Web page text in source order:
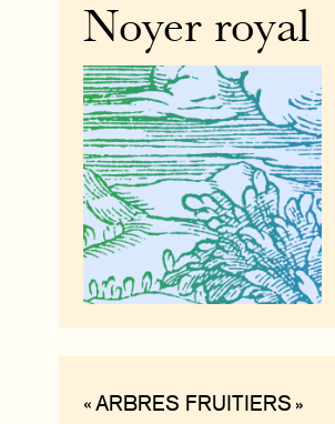
Noyer royal
« ARBRES FRUITIERS »